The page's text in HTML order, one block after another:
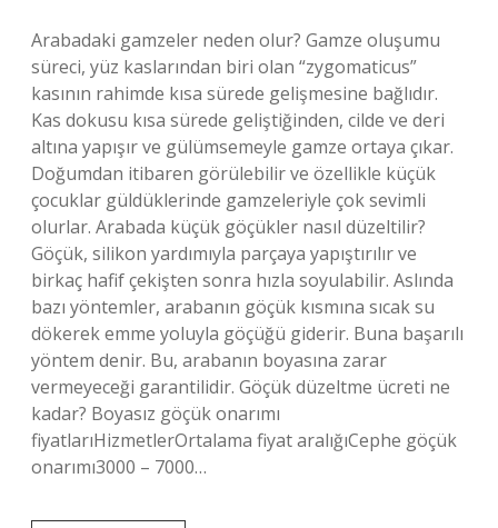
Arabadaki gamzeler neden olur? Gamze oluşumu
süreci, yüz kaslarından biri olan “zygomaticus”
kasının rahimde kısa sürede gelişmesine bağlıdır.
Kas dokusu kısa sürede geliştiğinden, cilde ve deri
altına yapışır ve gülümsemeyle gamze ortaya çıkar.
Doğumdan itibaren görülebilir ve özellikle küçük
çocuklar güldüklerinde gamzeleriyle çok sevimli
olurlar. Arabada küçük göçükler nasıl düzeltilir?
Göçük, silikon yardımıyla parçaya yapıştırılır ve
birkaç hafif çekişten sonra hızla soyulabilir. Aslında
bazı yöntemler, arabanın göçük kısmına sıcak su
dökerek emme yoluyla göçüğü giderir. Buna başarılı
yöntem denir. Bu, arabanın boyasına zarar
vermeyeceği garantilidir. Göçük düzeltme ücreti ne
kadar? Boyasız göçük onarımı
fiyatlarıHizmetlerOrtalama fiyat aralığıCephe göçük
onarımı3000 – 7000…